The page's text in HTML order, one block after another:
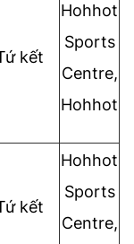
kết
Hohhot
Sports
Centre,
Hohhot
kết
Hohhot
Sports
Centre,